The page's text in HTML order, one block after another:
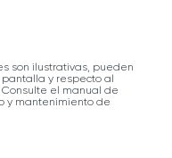
son ilustrativas, pueden
y respecto al
el manual de
y mantenimiento de